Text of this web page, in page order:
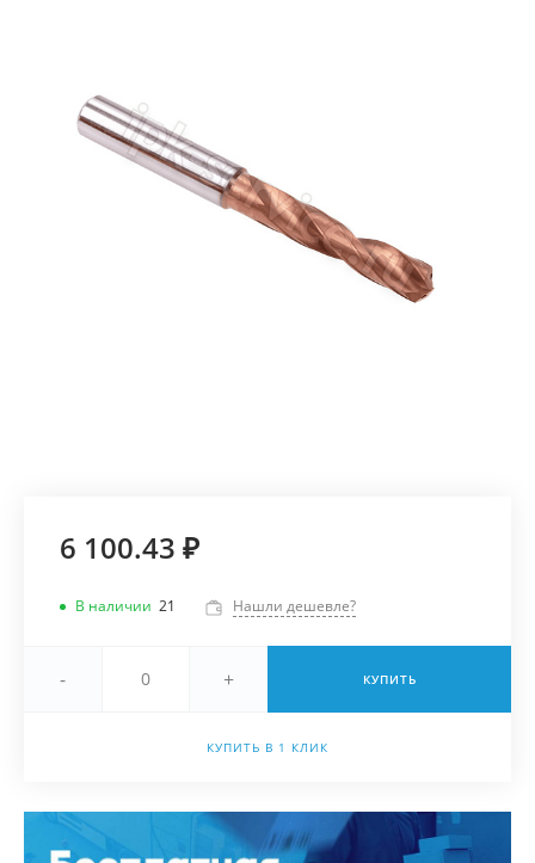
6 100.43 ₽
В наличии 21 Нашли дешевле?
- + КУПИТЬ
КУПИТЬ В 1 КЛИК